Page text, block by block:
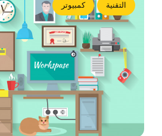
التقنية كمبيوتر